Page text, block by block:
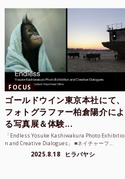
FOCUS
ゴールドウイン東京本社にて、
フォトグラファー柏倉陽介によ
る写真展＆体験...
「Endless Yosuke Kashiwakura Photo Exhibitio
n and Creative Dialogues」 ■ネイチャーフ...
2025.8.18 ヒラバヤシ